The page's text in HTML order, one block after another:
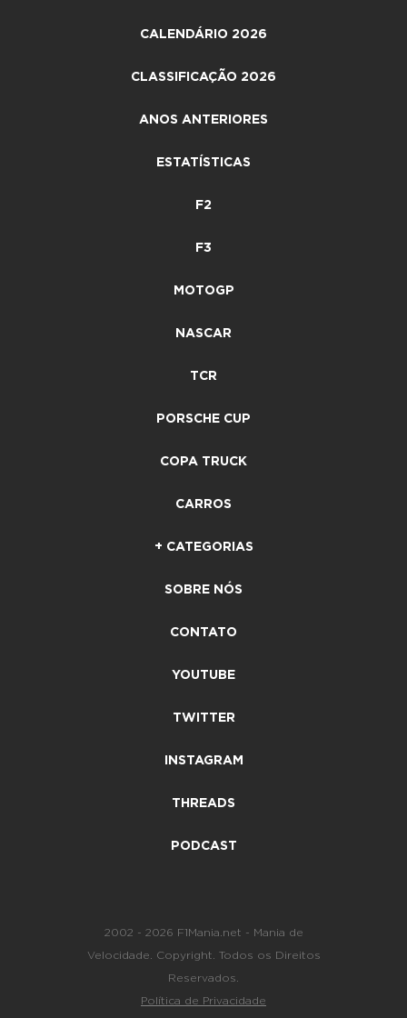
CALENDÁRIO 2026
CLASSIFICAÇÃO 2026
ANOS ANTERIORES
ESTATÍSTICAS
F2
F3
MOTOGP
NASCAR
TCR
PORSCHE CUP
COPA TRUCK
CARROS
+ CATEGORIAS
SOBRE NÓS
CONTATO
YOUTUBE
TWITTER
INSTAGRAM
THREADS
PODCAST
2002 - 2026 F1Mania.net - Mania de
Velocidade. Copyright. Todos os Direitos
Reservados.
Política de Privacidade